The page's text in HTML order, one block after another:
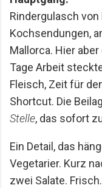
Rindergulasch
Kochsendungen,
Mallorca. Hier
Tage Arbeit
Fleisch, Zeit für
Shortcut. Die
Stelle, das sofort
Ein Detail, das
Vegetarier. Kurz
zwei Salate.